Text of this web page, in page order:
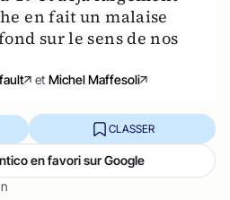
en fait un malaise
sur le sens de nos
et Michel Maffesoli
CLASSER
en favori sur Google